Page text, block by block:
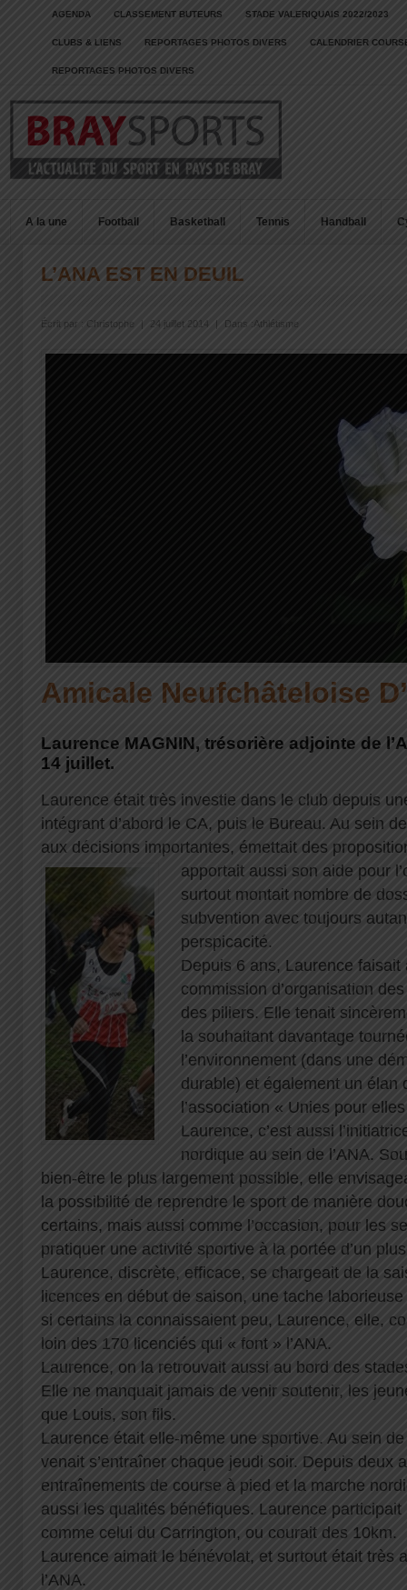
AGENDA CLASSEMENT BUTEURS STADE VALERIQUAIS 2022/2023
CLUBS & LIENS REPORTAGES PHOTOS DIVERS CALENDRIER
REPORTAGES PHOTOS DIVERS
A la une Football Basketball Tennis Handball
L’ANA EST EN DEUIL
Écrit par : Christophe 24 juillet 2014 | Dans : Athlétisme
Amicale Neufchâteloise
Laurence MAGNIN, trésorière adjointe de
14 juillet.
Laurence était très investie dans le club depuis
intégrant d’abord le CA, puis le Bureau. Au sein
aux décisions importantes, émettait des
apportait aussi son aide pour
surtout montait nombre de
subvention avec toujours
perspicacité.
Depuis 6 ans, Laurence
commission d’organisation
des piliers. Elle tenait
la souhaitant davantage
l’environnement (dans une
durable) et également un élan
l’association « Unies pour
Laurence, c’est aussi
nordique au sein de l’ANA.
bien-être le plus largement possible, elle
la possibilité de reprendre le sport de manière
certains, mais aussi comme l’occasion, pour les
pratiquer une activité sportive à la portée d’un
Laurence, discrète, efficace, se chargeait de la
licences en début de saison, une tache
si certains la connaissaient peu, Laurence, elle,
loin des 170 licenciés qui « font » l’ANA.
Laurence, on la retrouvait aussi au bord des
Elle ne manquait jamais de venir soutenir, les
que Louis, son fils.
Laurence était elle-même une sportive. Au sein
venait s’entraîner chaque jeudi soir. Depuis deux
entraînements de course à pied et la marche
aussi les qualités bénéfiques. Laurence
comme celui du Carrington, ou courait des 10km.
Laurence aimait le bénévolat, et surtout était très
l’ANA.